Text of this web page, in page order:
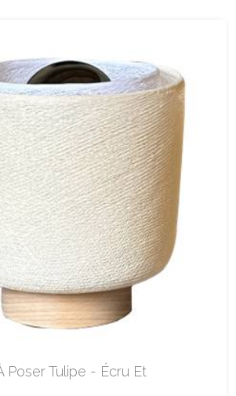
Poser Tulipe - Écru Et